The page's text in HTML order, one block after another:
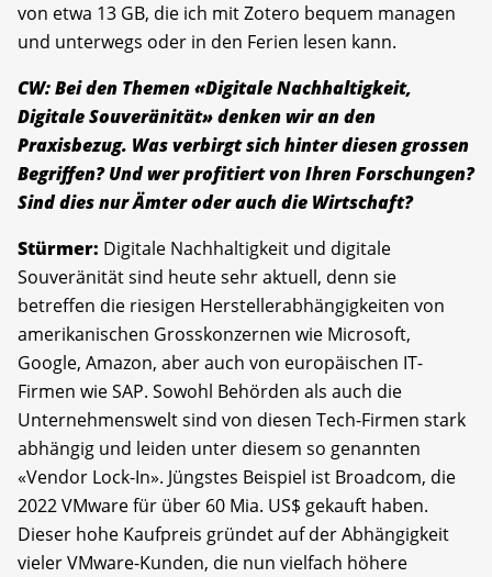
von etwa 13 GB, die ich mit Zotero bequem managen
und unterwegs oder in den Ferien lesen kann.
CW: Bei den Themen «Digitale Nachhaltigkeit,
Digitale Souveränität» denken wir an den
Praxisbezug. Was verbirgt sich hinter diesen grossen
Begriffen? Und wer profitiert von Ihren Forschungen?
Sind dies nur Ämter oder auch die Wirtschaft?
Stürmer: Digitale Nachhaltigkeit und digitale
Souveränität sind heute sehr aktuell, denn sie
betreffen die riesigen Herstellerabhängigkeiten von
amerikanischen Grosskonzernen wie Microsoft,
Google, Amazon, aber auch von europäischen IT-
Firmen wie SAP. Sowohl Behörden als auch die
Unternehmenswelt sind von diesen Tech-Firmen stark
abhängig und leiden unter diesem so genannten
«Vendor Lock-In». Jüngstes Beispiel ist Broadcom, die
2022 VMware für über 60 Mia. US$ gekauft haben.
Dieser hohe Kaufpreis gründet auf der Abhängigkeit
vieler VMware-Kunden, die nun vielfach höhere